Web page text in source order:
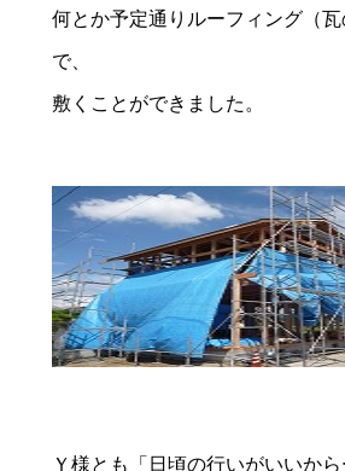
何とか予定通りルーフィング（瓦
で、
敷くことができました。
Ｙ様とも「日頃の行いがいいか